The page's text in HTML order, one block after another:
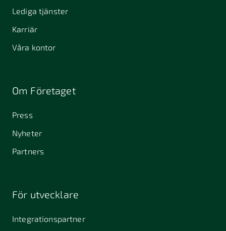
Lediga tjänster
Karriär
Våra kontor
Om Företaget
Press
Nyheter
Partners
För utvecklare
Integrationspartner